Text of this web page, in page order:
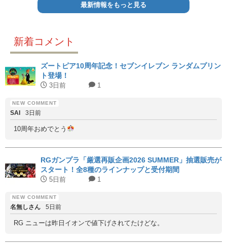
最新情報をもっと見る
新着コメント
ズートピア10周年記念！セブンイレブン ランダムプリン
ト登場！
3日前 1
SAI 3日前
10周年おめでとう
RGガンプラ「厳選再販企画2026 SUMMER」抽選販売が
スタート！全8種のラインナップと受付期間
5日前 1
名無しさん 5日前
RG ニューは昨日イオンで値下げされてたけどな。